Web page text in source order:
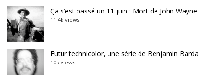
Ça s’est passé un 11 juin : Mort de John Wayne
11.4k views
Futur technicolor, une série de Benjamin Barda
10k views